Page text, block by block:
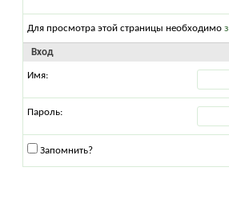
Для просмотра этой страницы необходимо
Вход
Имя:
Пароль:
Запомнить?